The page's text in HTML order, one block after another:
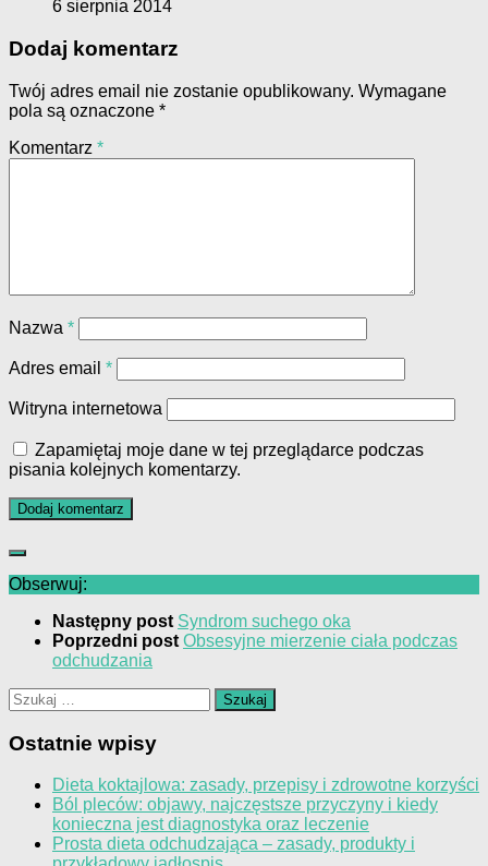
6 sierpnia 2014
Dodaj komentarz
Twój adres email nie zostanie opublikowany. Wymagane
pola są oznaczone *
Komentarz *
Nazwa *
Adres email *
Witryna internetowa
Zapamiętaj moje dane w tej przeglądarce podczas
pisania kolejnych komentarzy.
Obserwuj:
Następny post Syndrom suchego oka
Poprzedni post Obsesyjne mierzenie ciała podczas
odchudzania
Szukaj:
Ostatnie wpisy
Dieta koktajlowa: zasady, przepisy i zdrowotne korzyści
Ból pleców: objawy, najczęstsze przyczyny i kiedy
konieczna jest diagnostyka oraz leczenie
Prosta dieta odchudzająca – zasady, produkty i